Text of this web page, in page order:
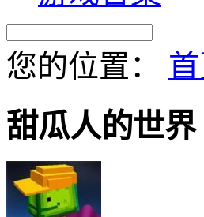
您的位置：
甜瓜人的世界